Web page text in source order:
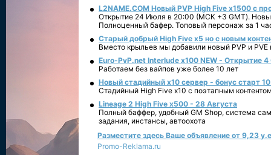
L2NAME.COM Новый PVP High Five x1500 с
Открытие 24 Июля в 20:00 (МСК +3 GMT).
Полноценный бафер. Топовый персонаж за 1
Старый добрый High Five x5 но с новым
Вместо крыльев мы добавили новый PVP и PVE
Euro-PvP.net Interlude х100 NEW - Открытие 4
Работаем без вайпов уже более 10 лет
Новый стадийный х10 сервер - бонус старт
Стадийный High Five x10 с поэтапным
Lineage 2 High Five x500 - 28 Августа
Полный баффер, удобный GM Shop, система
задания, инстансы, автоохота
Разместите здесь Ваше объявление от 9,23
Promo-Reklama.ru